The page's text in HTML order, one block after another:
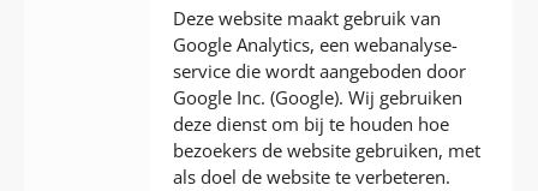
Deze website maakt gebruik van
Google Analytics, een webanalyse-
service die wordt aangeboden door
Google Inc. (Google). Wij gebruiken
deze dienst om bij te houden hoe
bezoekers de website gebruiken, met
als doel de website te verbeteren.